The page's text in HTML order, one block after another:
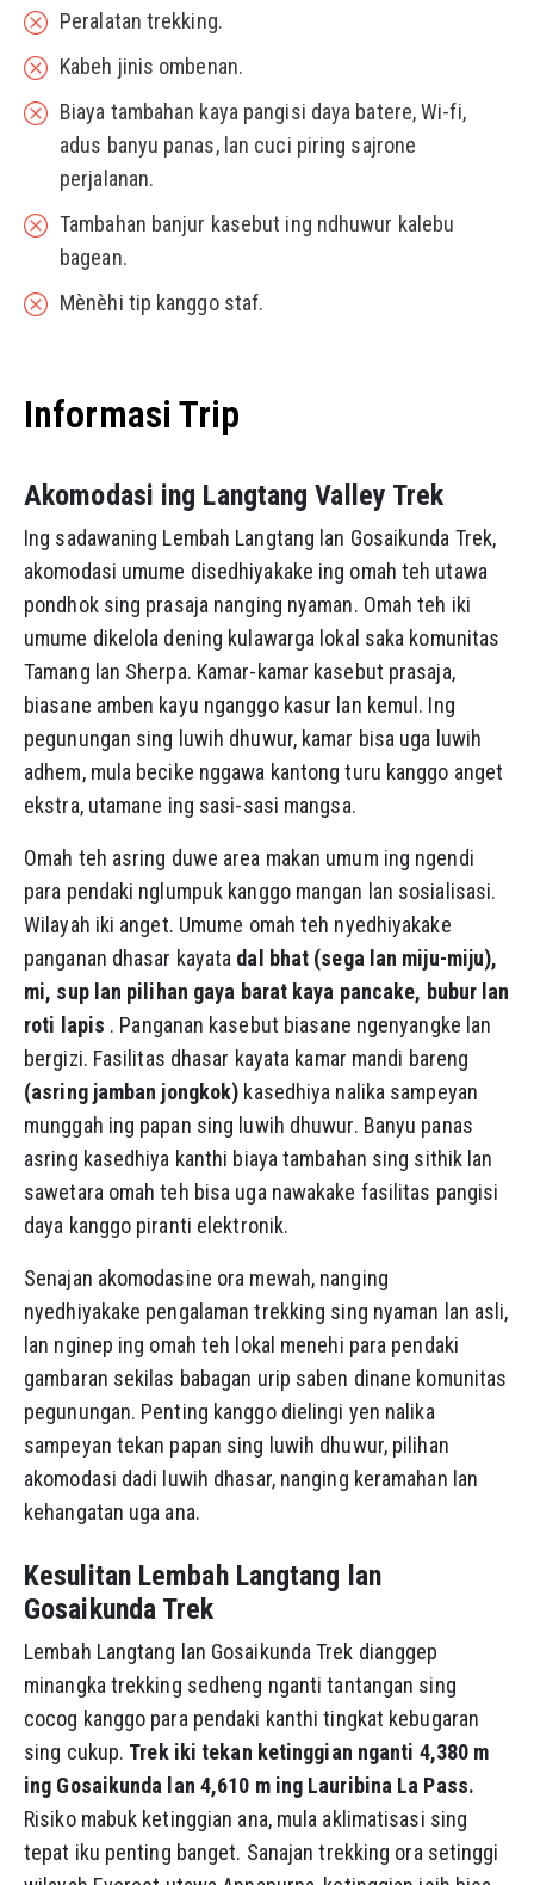
Peralatan trekking.
Kabeh jinis ombenan.
Biaya tambahan kaya pangisi daya batere, Wi-fi,
adus banyu panas, lan cuci piring sajrone
perjalanan.
Tambahan banjur kasebut ing ndhuwur kalebu
bagean.
Mènèhi tip kanggo staf.
Informasi Trip
Akomodasi ing Langtang Valley Trek
Ing sadawaning Lembah Langtang lan Gosaikunda Trek,
akomodasi umume disedhiyakake ing omah teh utawa
pondhok sing prasaja nanging nyaman. Omah teh iki
umume dikelola dening kulawarga lokal saka komunitas
Tamang lan Sherpa. Kamar-kamar kasebut prasaja,
biasane amben kayu nganggo kasur lan kemul. Ing
pegunungan sing luwih dhuwur, kamar bisa uga luwih
adhem, mula becike nggawa kantong turu kanggo anget
ekstra, utamane ing sasi-sasi mangsa.
Omah teh asring duwe area makan umum ing ngendi
para pendaki nglumpuk kanggo mangan lan sosialisasi.
Wilayah iki anget. Umume omah teh nyedhiyakake
panganan dhasar kayata dal bhat (sega lan miju-miju),
mi, sup lan pilihan gaya barat kaya pancake, bubur lan
roti lapis . Panganan kasebut biasane ngenyangke lan
bergizi. Fasilitas dhasar kayata kamar mandi bareng
(asring jamban jongkok) kasedhiya nalika sampeyan
munggah ing papan sing luwih dhuwur. Banyu panas
asring kasedhiya kanthi biaya tambahan sing sithik lan
sawetara omah teh bisa uga nawakake fasilitas pangisi
daya kanggo piranti elektronik.
Senajan akomodasine ora mewah, nanging
nyedhiyakake pengalaman trekking sing nyaman lan asli,
lan nginep ing omah teh lokal menehi para pendaki
gambaran sekilas babagan urip saben dinane komunitas
pegunungan. Penting kanggo dielingi yen nalika
sampeyan tekan papan sing luwih dhuwur, pilihan
akomodasi dadi luwih dhasar, nanging keramahan lan
kehangatan uga ana.
Kesulitan Lembah Langtang lan
Gosaikunda Trek
Lembah Langtang lan Gosaikunda Trek dianggep
minangka trekking sedheng nganti tantangan sing
cocog kanggo para pendaki kanthi tingkat kebugaran
sing cukup. Trek iki tekan ketinggian nganti 4,380 m
ing Gosaikunda lan 4,610 m ing Lauribina La Pass.
Risiko mabuk ketinggian ana, mula aklimatisasi sing
tepat iku penting banget. Sanajan trekking ora setinggi